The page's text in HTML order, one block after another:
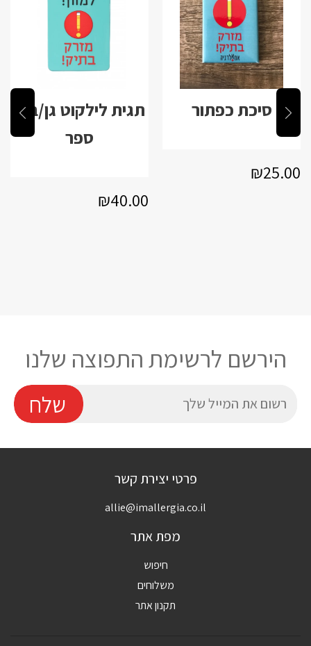
תגית לילקוט גן/בית
ספר
מחיר
רגיל
₪40.00
סיכת כפתור
מחיר
רגיל
₪25.00
הירשם לרשימת התפוצה שלנו
שלח
פרטי יצירת קשר
allie@imallergia.co.il
מפת אתר
חיפוש
משלוחים
תקנון אתר